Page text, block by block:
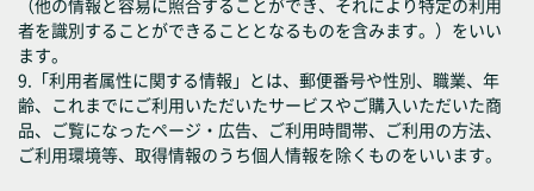
（他の情報と容易に照合することができ、それにより特定の利用
者を識別することができることとなるものを含みます。）をいい
ます。
9.「利用者属性に関する情報」とは、郵便番号や性別、職業、年
齢、これまでにご利用いただいたサービスやご購入いただいた商
品、ご覧になったページ・広告、ご利用時間帯、ご利用の方法、
ご利用環境等、取得情報のうち個人情報を除くものをいいます。